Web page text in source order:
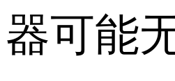
器可能